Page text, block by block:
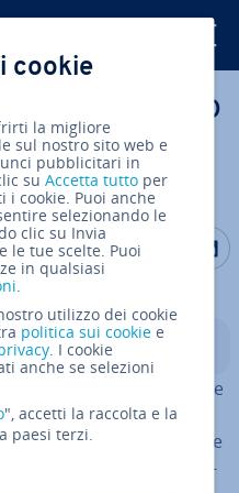
un cer­ti­fi­ca­to
su un
Plesk
Condividi
SSL gratuita e
ottieni in modo
per il tuo sito web. Se
server, molto pro­ba­bil­
cookie
la migliore
sul nostro sito web e
pubblicitari in
suAccetta tutto per
cookie. Puoi anche
selezionando le
clic su Invia
le tue scelte. Puoi
in qualsiasi
.
utilizzo dei cookie
politica sui cookie e
. I cookie
anche se selezioni
", accetti la raccolta e la
paesi terzi.